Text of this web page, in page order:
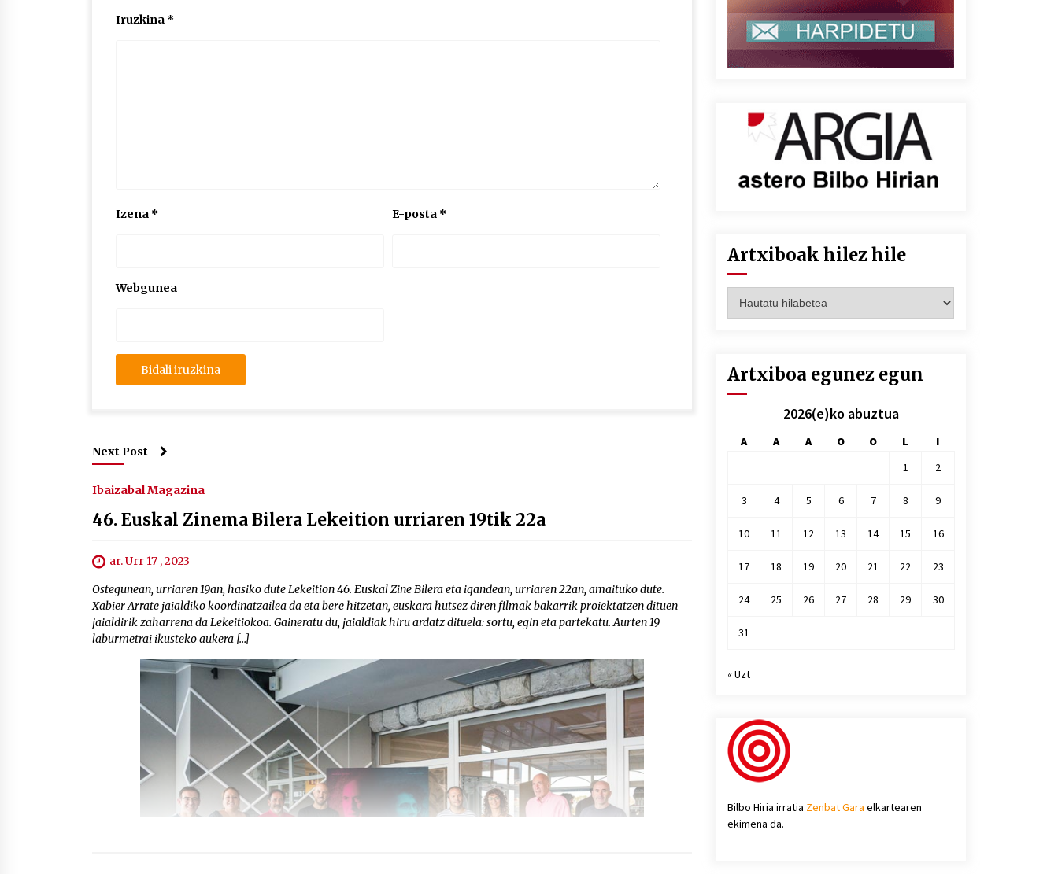
Iruzkina *
Izena * E-posta *
Webgunea
Next Post
Ibaizabal Magazina
46. Euskal Zinema Bilera Lekeition urriaren 19tik 22a
ar. Urr 17 , 2023
Ostegunean, urriaren 19an, hasiko dute Lekeition 46. Euskal Zine Bilera eta igandean, urriaren 22an, amaituko dute.
Xabier Arrate jaialdiko koordinatzailea da eta bere hitzetan, euskara hutsez diren filmak bakarrik proiektatzen dituen
jaialdirik zaharrena da Lekeitiokoa. Gaineratu du, jaialdiak hiru ardatz dituela: sortu, egin eta partekatu. Aurten 19
laburmetrai ikusteko aukera […]
Artxiboak hilez hile
hilez
Artxiboa egunez egun
2026(e)ko abuztua
A A A O O L
I
1
2
3 4 5 6 7 8 9
10 11 12 13 14 15 16
17 18 19 20 21 22 23
24 25 26 27 28 29 30
31
« Uzt
Bilbo Hiria irratia Zenbat Gara elkartearen
ekimena da.